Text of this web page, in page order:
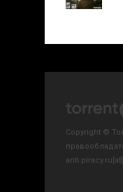
Copyright ©